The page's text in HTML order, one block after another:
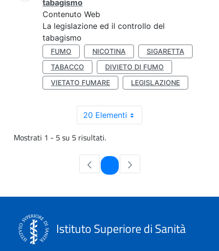
tabagismo
Contenuto Web
La legislazione ed il controllo del
tabagismo
FUMO NICOTINA
SIGARETTA
TABACCO
DIVIETO DI FUMO
VIETATO FUMARE
LEGISLAZIONE
20 Elementi
Mostrati 1 - 5 su 5 risultati.
Pagina
Istituto Superiore di Sanità